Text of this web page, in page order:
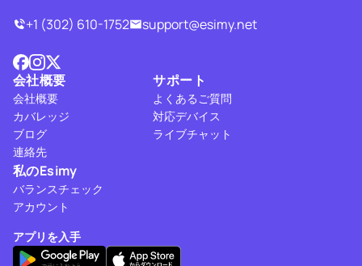
+1 (302) 610-1752
support@esimy.net
会社概要
会社概要
カバレッジ
ブログ
連絡先
サポート
よくあるご質問
対応デバイス
ライブチャット
私のEsimy
バランスチェック
アカウント
アプリを入手